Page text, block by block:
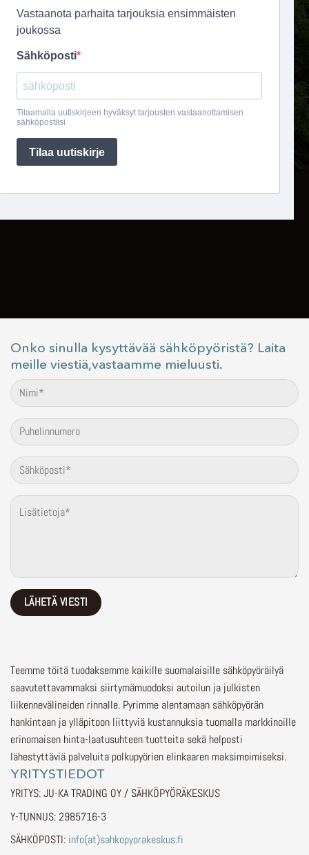
Onko sinulla kysyttävää sähköpyöristä? Laita
meille viestiä,vastaamme mieluusti.
Teemme töitä tuodaksemme kaikille suomalaisille sähköpyöräilyä
saavutettavammaksi siirtymämuodoksi autoilun ja julkisten
liikennevälineiden rinnalle. Pyrimme alentamaan sähköpyörän
hankintaan ja ylläpitoon liittyviä kustannuksia tuomalla markkinoille
erinomaisen hinta-laatusuhteen tuotteita sekä helposti
lähestyttäviä palveluita polkupyörien elinkaaren maksimoimiseksi.
YRITYSTIEDOT
YRITYS: JU-KA TRADING OY / SÄHKÖPYÖRÄKESKUS
Y-TUNNUS: 2985716-3
SÄHKÖPOSTI: info(at)sahkopyorakeskus.fi